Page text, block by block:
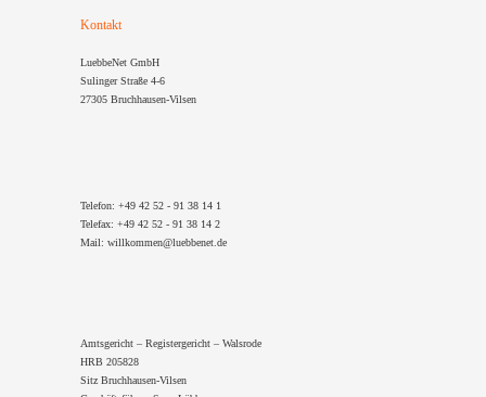
Kontakt
LuebbeNet GmbH
Sulinger Straße 4-6
27305 Bruchhausen-Vilsen
Telefon: +49 42 52 - 91 38 14 1
Telefax: +49 42 52 - 91 38 14 2
Mail: willkommen@luebbenet.de
Amtsgericht – Registergericht – Walsrode
HRB 205828
Sitz Bruchhausen-Vilsen